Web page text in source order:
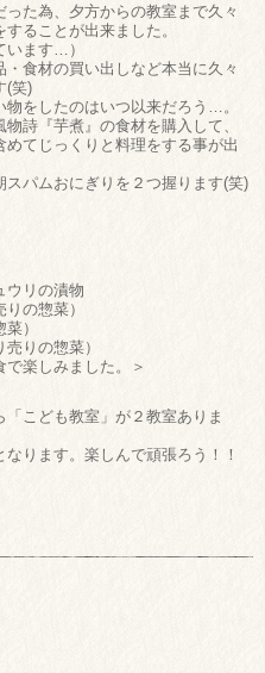
た為、夕方からの教室まで久々
ることが出来ました。
います…）
食材の買い出しなど本当に久々
(笑)
をしたのはいつ以来だろう…。
詩『芋煮』の食材を購入して、
てじっくりと料理をする事が出
パムおにぎりを２つ握ります(笑)
ウリの漬物
の惣菜）
）
りの惣菜）
楽しみました。＞
こども教室」が２教室ありま
ります。楽しんで頑張ろう！！